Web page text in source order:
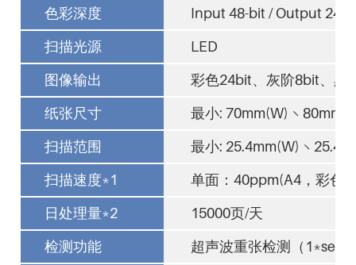
色彩深度
Input 48-bit / Output 24-
扫描光源
LED
图像输出
彩色24bit、灰阶8bit、黑
纸张尺寸
最小: 70mm(W) ×
扫描范围
最小: 25.4mm(W) ×
扫描速度*1
单面：40ppm(A4，彩色/
日处理量*2
15000页/天
检测功能
超声波重张检测（